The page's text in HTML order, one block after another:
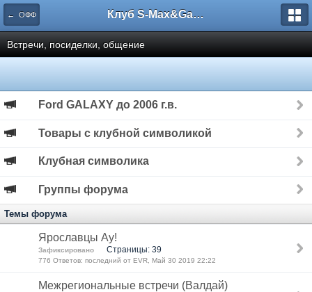
← ОФФ Клуб S-Max&Galaxy
Встречи, посиделки, общение
Ford GALAXY до 2006 г.в.
Товары с клубной символикой
Клубная символика
Группы форума
Темы форума
Ярославцы Ау!
Зафиксировано Страницы: 39
776 Ответов: последний от EVR, Май 30 2019 22:22
Межрегиональные встречи (Валдай)